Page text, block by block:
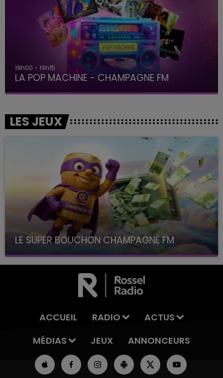
19h00 - 19h15
LA POP MACHINE - CHAMPAGNE FM
LES JEUX
LE SUPER BOUCHON CHAMPAGNE FM
avec La Famille Champagne FM, à 8H10
ACCUEIL RADIO
ACTUS
MÉDIAS
JEUX ANNONCEURS